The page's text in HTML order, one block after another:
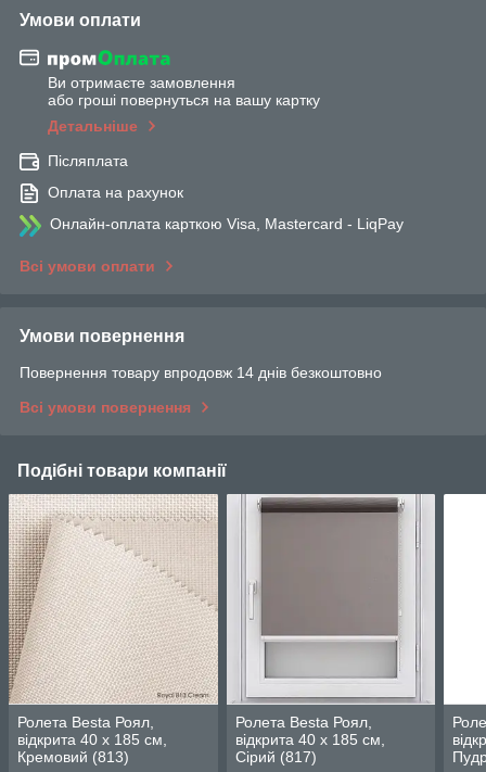
Умови оплати
Ви отримаєте замовлення
або гроші повернуться на вашу картку
Детальніше
Післяплата
Оплата на рахунок
Онлайн-оплата карткою Visa, Mastercard - LiqPay
Всі умови оплати
Умови повернення
Повернення товару впродовж 14 днів безкоштовно
Всі умови повернення
Подібні товари компанії
Ролета Besta Роял,
відкрита 40 х 185 см,
Кремовий (813)
Ролета Besta Роял,
відкрита 40 х 185 см,
Сірий (817)